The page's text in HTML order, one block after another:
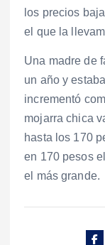
los precios
el que la
Una madre de
un año y
incrementó
mojarra chica
hasta los 170
en 170 pesos
el más grande.